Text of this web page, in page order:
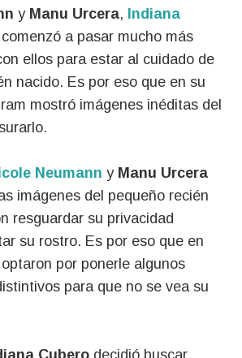
y Manu Urcera, Indiana
comenzó a pasar mucho más
ellos para estar al cuidado de
nacido. Es por eso que en su
mostró imágenes inéditas del
Neumann y Manu Urcera
imágenes del pequeño recién
resguardar su privacidad
su rostro. Es por eso que en
por ponerle algunos
para que no se vea su
Cubero decidió buscar